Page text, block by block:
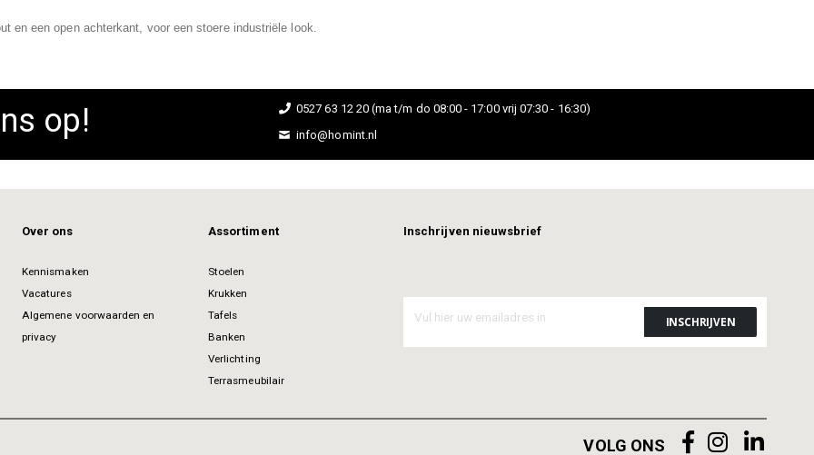
en een open achterkant, voor een stoere industriële look.
op!
0527 63 12 20 (ma t/m do 08:00 - 17:00 vrij 07:30 - 16:30)
info@homint.nl
Over ons
Kennismaken
Vacatures
Algemene voorwaarden en
privacy
Assortiment
Stoelen
Krukken
Tafels
Banken
Verlichting
Terrasmeubilair
Inschrijven nieuwsbrief
VOLG ONS